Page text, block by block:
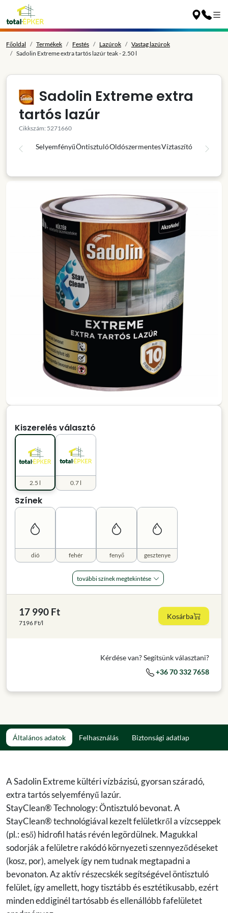
Főoldal Termékek Festés Lazúrok
Vastag lazúrok
Sadolin Extreme extra tartós lazúr teak - 2.50 l
Sadolin Extreme extra
tartós lazúr
Cikkszám: 5271660
SelyemfényűÖntisztulóOldószermentesVíztaszító
Kiszerelés választó
0.7 l
2.5 l
Színek
dió fehér fenyő gesztenye
további színek megtekintése
17 990 Ft
7196 Ft/l
Kosárba
Kérdése van? Segítsünk választani?
+36 70 332 7658
Általános adatok Felhasználás Biztonsági adatlap
A Sadolin Extreme kültéri vízbázisú, gyorsan száradó,
extra tartós selyemfényű lazúr.
StayClean® Technology: Öntisztuló bevonat. A
StayClean® technológiával kezelt felületkről a vízcseppek
(pl.: eső) hidrofil hatás révén legördülnek. Magukkal
sodorják a felületre rakódó környezeti szennyeződéseket
(kosz, por), amelyek így nem tudnak megtapadni a
bevonaton. Az aktív részecskék segítségével öntisztuló
felület, így amellett, hogy tisztább és esztétikusabb, ezért
minden eddiginél tartósabb és ellenállóbb fafelületet